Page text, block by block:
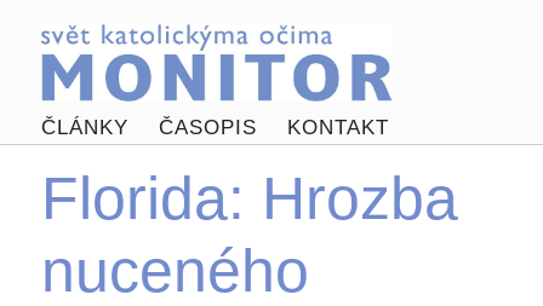
ČLÁNKY ČASOPIS KONTAKT
Florida: Hrozba
nuceného